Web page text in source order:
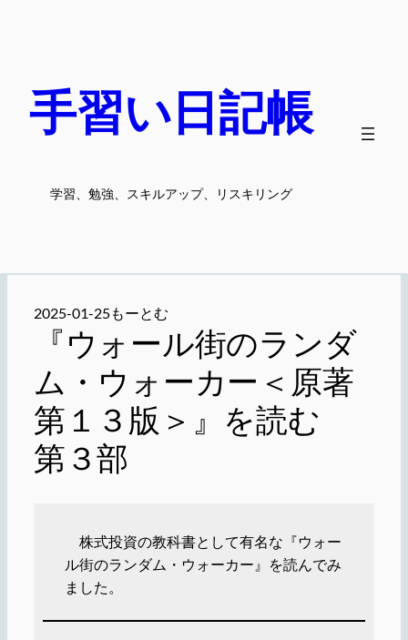
手習い日記帳
学習、勉強、スキルアップ、リスキリング
2025-01-25もーとむ
『ウォール街のランダ
ム・ウォーカー＜原著
第１３版＞』を読む
第３部
株式投資の教科書として有名な『ウォー
ル街のランダム・ウォーカー』を読んでみ
ました。